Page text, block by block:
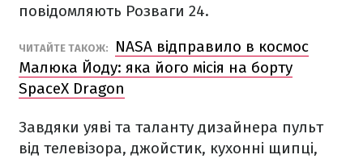
повідомляють Розваги 24.
ЧИТАЙТЕ ТАКОЖ:
NASA відправило в космос
Малюка Йоду: яка його місія на борту
SpaceX Dragon
Завдяки уяві та таланту дизайнера пульт
від телевізора, джойстик, кухонні щипці,